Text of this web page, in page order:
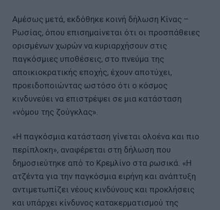
Αμέσως μετά, εκδόθηκε κοινή δήλωση Κίνας –
Ρωσίας, όπου επισημαίνεται ότι οι προσπάθειες
ορισμένων χωρών να κυριαρχήσουν στις
παγκόσμιες υποθέσεις, στο πνεύμα της
αποικιοκρατικής εποχής, έχουν αποτύχει,
προειδοποιώντας ωστόσο ότι ο κόσμος
κινδυνεύει να επιστρέψει σε μια κατάσταση
«νόμου της ζούγκλας».
«Η παγκόσμια κατάσταση γίνεται ολοένα και πιο
περίπλοκη», αναφέρεται στη δήλωση που
δημοσιεύτηκε από το Κρεμλίνο στα ρωσικά. «Η
ατζέντα για την παγκόσμια ειρήνη και ανάπτυξη
αντιμετωπίζει νέους κινδύνους και προκλήσεις
και υπάρχει κίνδυνος κατακερματισμού της